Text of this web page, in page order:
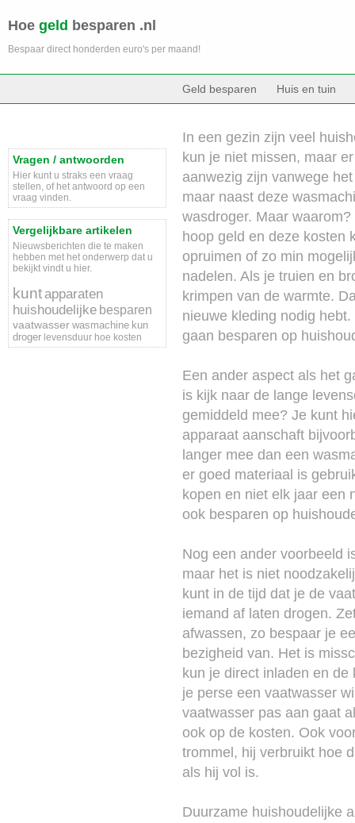
Hoe geld besparen .nl
Bespaar direct honderden euro's per maand!
Geld besparen Huis en tuin
Vragen / antwoorden
Hier kunt u straks een vraag
stellen, of het antwoord op een
vraag vinden.
Vergelijkbare artikelen
Nieuwsberichten die te maken
hebben met het onderwerp dat u
bekijkt vindt u hier.
kunt apparaten
huishoudelijke besparen
vaatwasser wasmachine kun
droger levensduur hoe kosten
In een gezin zijn veel
kun je niet missen, maar
aanwezig zijn vanwege
maar naast deze
wasdroger. Maar
hoop geld en deze kosten
opruimen of zo min
nadelen. Als je truien en
krimpen van de warmte.
nieuwe kleding nodig
gaan besparen op
Een ander aspect als het
is kijk naar de lange
gemiddeld mee? Je kunt
apparaat aanschaft
langer mee dan een
er goed materiaal is
kopen en niet elk jaar een
ook besparen op
Nog een ander voorbeeld
maar het is niet
kunt in de tijd dat je de
iemand af laten drogen.
afwassen, zo bespaar je
bezigheid van. Het is
kun je direct inladen en
je perse een vaatwasser
vaatwasser pas aan gaat
ook op de kosten. Ook
trommel, hij verbruikt hoe
als hij vol is.
Duurzame huishoudelijke